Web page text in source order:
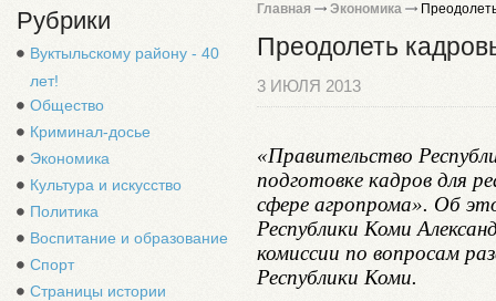
Рубрики
Вуктыльскому району - 40
лет!
Общество
Криминал-досье
Экономика
Культура и искусство
Политика
Воспитание и образование
Спорт
Страницы истории
Главная Экономика
Преодолеть
3 ИЮЛЯ 2013
«Правительство
подготовке кадров для
сфере агропрома». Об
Республики Коми
комиссии по вопросам
Республики Коми.